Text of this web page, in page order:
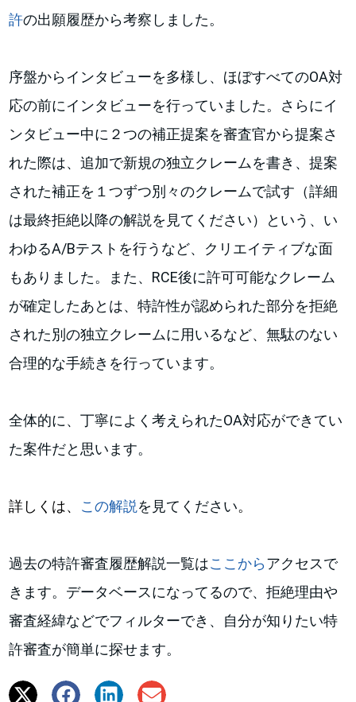
許の出願履歴から考察しました。
序盤からインタビューを多様し、ほぼすべてのOA対
応の前にインタビューを行っていました。さらにイ
ンタビュー中に２つの補正提案を審査官から提案さ
れた際は、追加で新規の独立クレームを書き、提案
された補正を１つずつ別々のクレームで試す（詳細
は最終拒絶以降の解説を見てください）という、い
わゆるA/Bテストを行うなど、クリエイティブな面
もありました。また、RCE後に許可可能なクレーム
が確定したあとは、特許性が認められた部分を拒絶
された別の独立クレームに用いるなど、無駄のない
合理的な手続きを行っています。
全体的に、丁寧によく考えられたOA対応ができてい
た案件だと思います。
詳しくは、 この解説を見てください。
過去の特許審査履歴解説一覧はここからアクセスで
きます。データベースになってるので、拒絶理由や
審査経緯などでフィルターでき、自分が知りたい特
許審査が簡単に探せます。